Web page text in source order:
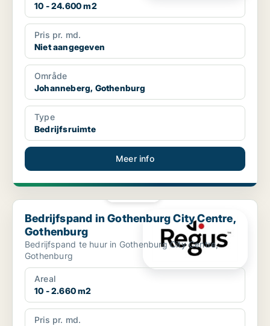
10 - 24.600 m2
Pris pr. md.
Niet aangegeven
Område
Johanneberg, Gothenburg
Type
Bedrijfsruimte
Meer info
Bedrijfspand in Gothenburg City Centre, Gothenburg
Bedrijfspand in Gothenburg City Centre,
Gothenburg
Bedrijfspand te huur in Gothenburg City Centre,
Gothenburg
Areal
10 - 2.660 m2
Pris pr. md.